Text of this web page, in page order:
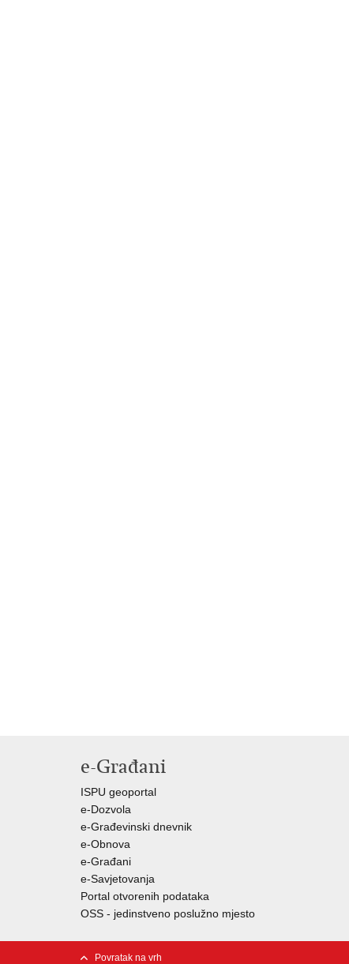
e-Građani
ISPU geoportal
e-Dozvola
e-Građevinski dnevnik
e-Obnova
e-Građani
e-Savjetovanja
Portal otvorenih podataka
OSS - jedinstveno poslužno mjesto
Povratak na vrh